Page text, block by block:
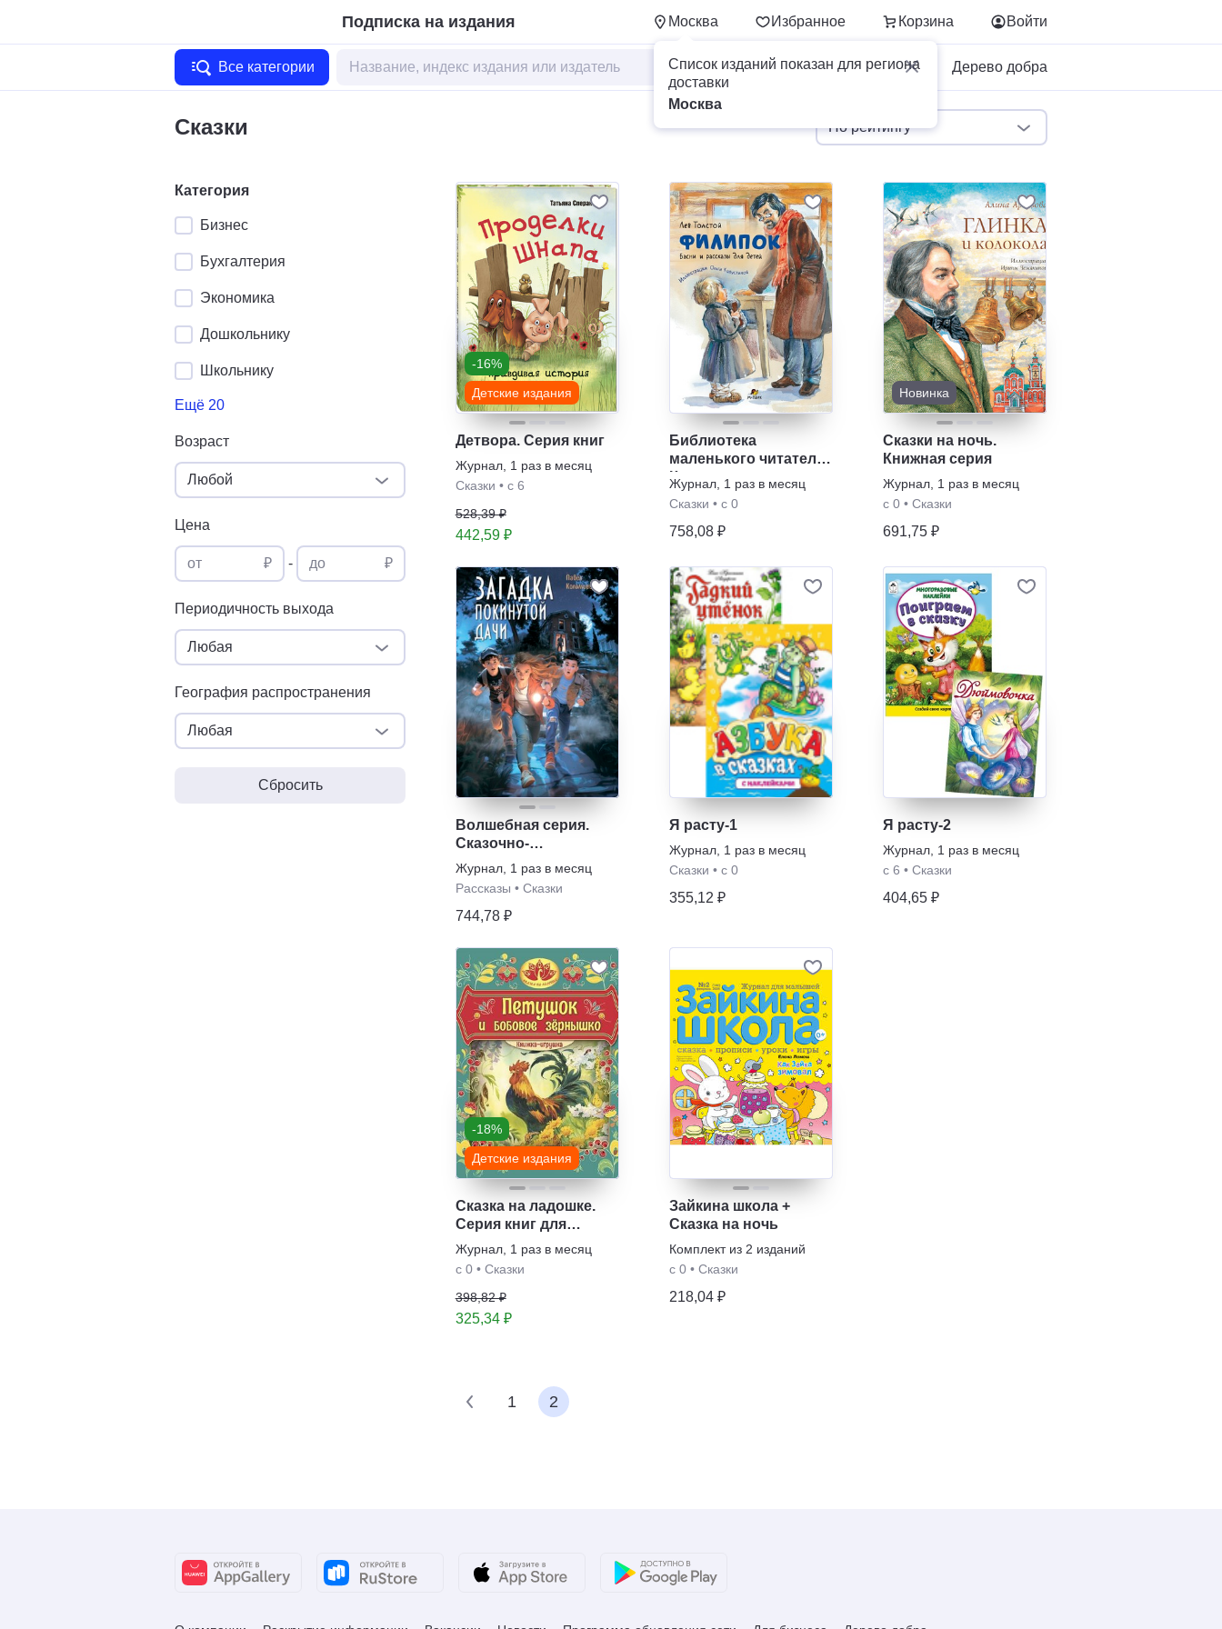
Подписка на издания Москва Избранное Корзина
Список изданий показан для региона
доставки
Москва
Войти
Все категории Для бизнеса Дерево добра
Сказки По рейтингу
Категория
Бизнес
Бухгалтерия
Экономика
Дошкольнику
Школьнику
Ещё 20
Возраст
Любой
Цена
от ₽ - до ₽
Периодичность выхода
Любая
География распространения
Любая
Сбросить
-16%
Детские издания
Детвора. Серия книг
Журнал, 1 раз в месяц
Сказки • с 6
528,39 ₽
442,59 ₽
Библиотека
маленького читателя.
Книжная серия
Журнал, 1 раз в месяц
Сказки • с 0
758,08 ₽
Новинка
Сказки на ночь.
Книжная серия
Журнал 1 раз в месяц
с 0 •Сказки
691,75 ₽
Волшебная серия.
Сказочно-
приключенческие
книги
Журнал, 1 раз в месяц
Рассказы • Сказки
744,78 ₽
Я расту-1
Журнал, 1 раз в месяц
Сказки • с 0
355,12 ₽
Я расту-2
Журнал 1 раз в месяц
с 6 •Сказки
404,65 ₽
-18%
Детские издания
Сказка на ладошке.
Серия книг для
домашнего театра
Журнал, 1 раз в месяц
с 0• Сказки
398,82 ₽
325,34 ₽
Зайкина школа +
Сказка на ночь
Комплект из 2 изданий
с 0• Сказки
218,04 ₽
1 2